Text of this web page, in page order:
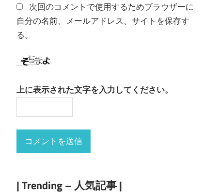
次回のコメントで使用するためブラウザーに
自分の名前、メールアドレス、サイトを保存す
る。
上に表示された文字を入力してください。
| Trending – 人気記事 |